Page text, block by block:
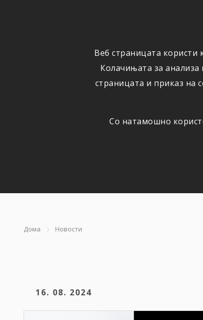
Веб страницата користи
Колачињата за
страницата и приказ на
Со натамошно
ОСИГУРУВАЊЕ
Дома Новости
16. 08. 2024